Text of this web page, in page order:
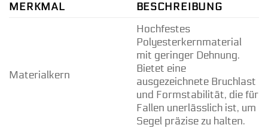
MERKMAL BESCHREIBUNG
Materialkern
Hochfestes
Polyesterkernmaterial
mit geringer Dehnung.
Bietet eine
ausgezeichnete Bruchlast
und Formstabilität, die für
Fallen unerlässlich ist, um
Segel präzise zu halten.